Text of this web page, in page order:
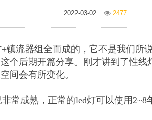
2022-03-02 2477
镇流器组全而成的，它不是我们
个后期开篇分享。刚才讲到了性
间会有所变化。
常成熟，正常的led灯可以使用2~8